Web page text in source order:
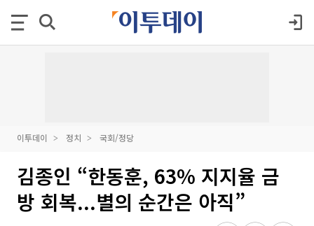
이투데이 정치 국회/정당
김종인 “한동훈, 63% 지지율 금
방 회복...별의 순간은 아직”